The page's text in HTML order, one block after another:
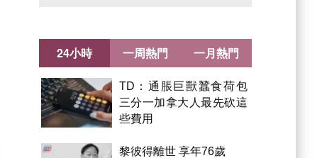
24小時
TD：通脹巨獸蠶食荷包
三分一加拿大人最先砍這
些費用
黎彼得離世 享年76歲
一周熱門 一月熱門